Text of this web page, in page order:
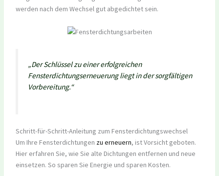
werden nach dem Wechsel gut abgedichtet sein.
„Der Schlüssel zu einer erfolgreichen
Fensterdichtungserneuerung liegt in der sorgfältigen
Vorbereitung.“
Schritt-für-Schritt-Anleitung zum Fensterdichtungswechsel
Um Ihre Fensterdichtungen zu erneuern, ist Vorsicht geboten.
Hier erfahren Sie, wie Sie alte Dichtungen entfernen und neue
einsetzen. So sparen Sie Energie und sparen Kosten.